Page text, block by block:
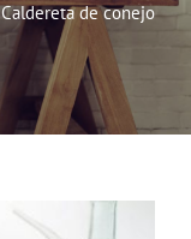
Caldereta de conejo